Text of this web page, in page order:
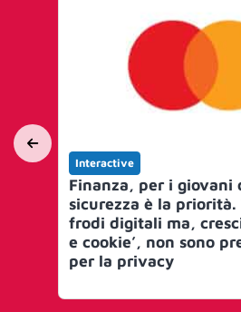
Interactive
Finanza, per i giovani
sicurezza è la priorità.
frodi digitali ma,
e cookie’, non sono
per la privacy